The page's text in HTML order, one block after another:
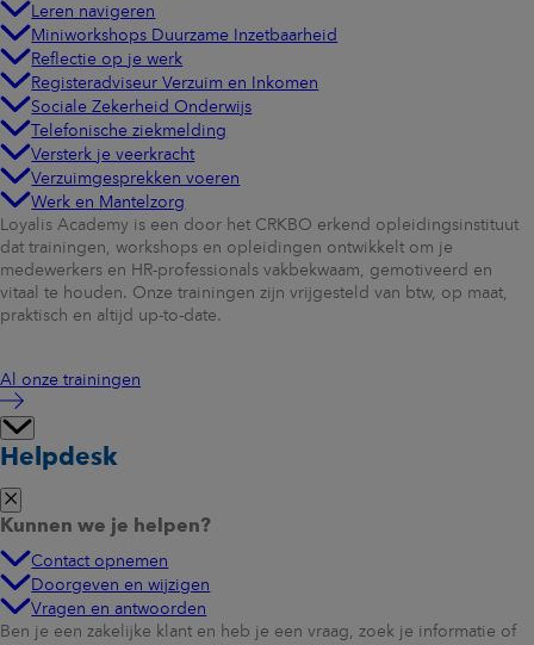
Leren navigeren
Miniworkshops Duurzame Inzetbaarheid
Reflectie op je werk
Registeradviseur Verzuim en Inkomen
Sociale Zekerheid Onderwijs
Telefonische ziekmelding
Versterk je veerkracht
Verzuimgesprekken voeren
Werk en Mantelzorg
Loyalis Academy is een door het CRKBO erkend opleidingsinstituut
dat trainingen, workshops en opleidingen ontwikkelt om je
medewerkers en HR-professionals vakbekwaam, gemotiveerd en
vitaal te houden. Onze trainingen zijn vrijgesteld van btw, op maat,
praktisch en altijd up-to-date.
Al onze trainingen
Helpdesk
Kunnen we je helpen?
Contact opnemen
Doorgeven en wijzigen
Vragen en antwoorden
Ben je een zakelijke klant en heb je een vraag, zoek je informatie of